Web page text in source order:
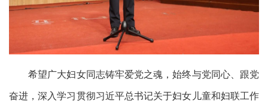
希望广大妇女同志铸牢爱党之魂，始终与党同心、跟党
奋进，深入学习贯彻习近平总书记关于妇女儿童和妇联工作